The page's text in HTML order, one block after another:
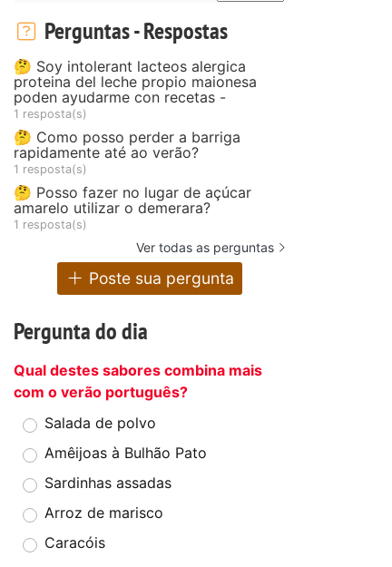
Perguntas - Respostas
🤔 Soy intolerant lacteos alergica
proteina del leche propio maionesa
poden ayudarme con recetas -
1 resposta(s)
🤔 Como posso perder a barriga
rapidamente até ao verão?
1 resposta(s)
🤔 Posso fazer no lugar de açúcar
amarelo utilizar o demerara?
1 resposta(s)
Ver todas as perguntas
Poste sua pergunta
Pergunta do dia
Qual destes sabores combina mais
com o verão português?
Salada de polvo
Amêijoas à Bulhão Pato
Sardinhas assadas
Arroz de marisco
Caracóis